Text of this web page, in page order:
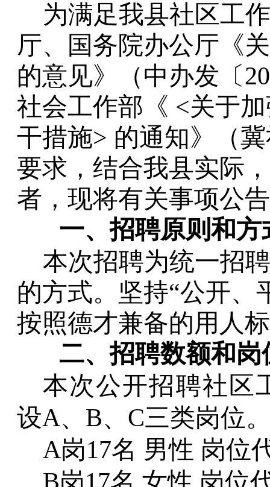
为满足我县社区工
厅、国务院办公厅《
的意见》（中办发 〔
社会工作部《 <关于
干措施> 的通知》（
要求， 结合我县实际
者， 现将有关事项公
一、招聘原则和方
本次招聘为统一招
的方式。坚持“公开、
按照德才兼备的用人
二、招聘数额和岗
本次公开招聘社区
设A、B、C三类岗位
A岗17名 男性 岗位